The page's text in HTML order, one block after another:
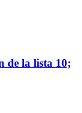
de la lista 10;